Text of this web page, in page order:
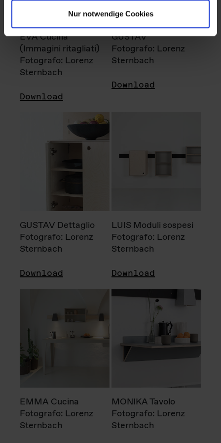
Nur notwendige Cookies
EVA Cucina
(Immagini ritagliati)
Fotografo: Lorenz
Sternbach
Download
GUSTAV
Fotografo: Lorenz
Sternbach
Download
GUSTAV Dettaglio
Fotografo: Lorenz
Sternbach
Download
LUIS Moduli sospesi
Fotografo: Lorenz
Sternbach
Download
EMMA Cucina
Fotografo: Lorenz
Sternbach
MONIKA Tavolo
Fotografo: Lorenz
Sternbach